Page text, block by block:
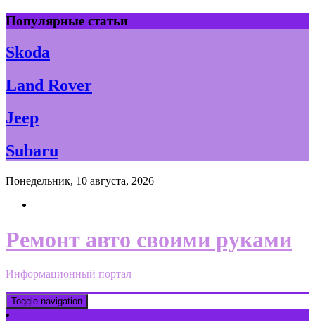
Skip
to
content
Популярные статьи
Skoda
Land Rover
Jeep
Subaru
Понедельник, 10 августа, 2026
Ремонт авто своими руками
Информационный портал
Toggle navigation